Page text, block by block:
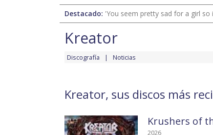
Destacado: 'You seem pretty sad for a girl
Kreator
Discografía Noticias
Kreator, sus discos más
Krushers of
2026